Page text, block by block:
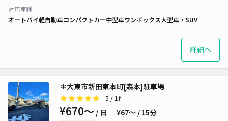
対応車種
オートバイ軽自動車コンパクトカー中型車ワンボックス大型車・SUV
詳細へ
＊大東市新田東本町[森本]駐車場
5 / 1件
¥670〜 / 日 ¥67〜 / 15分